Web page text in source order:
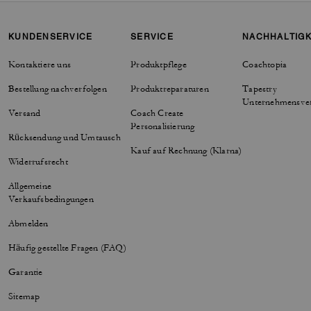
KUNDENSERVICE
Kontaktiere uns
Bestellung nachverfolgen
Versand
Rücksendung und Umtausch
Widerrufsrecht
Allgemeine
Verkaufsbedingungen
Abmelden
Häufig gestellte Fragen (FAQ)
Garantie
Sitemap
SERVICE
Produktpflege
Produktreparaturen
Coach Create
Personalisierung
Kauf auf Rechnung (Klarna)
Coachtopia
Tapestry